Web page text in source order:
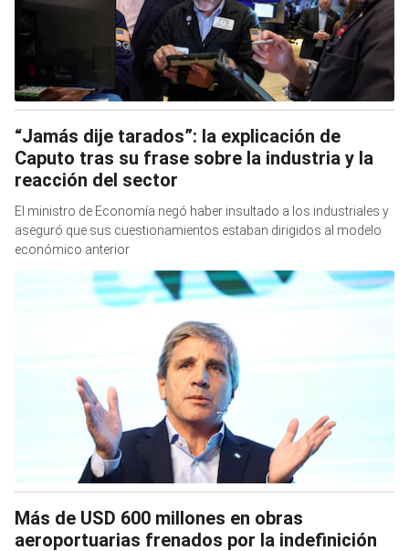
“Jamás dije tarados”: la explicación de
Caputo tras su frase sobre la industria y la
reacción del sector
El ministro de Economía negó haber insultado a los industriales y
aseguró que sus cuestionamientos estaban dirigidos al modelo
económico anterior
Más de USD 600 millones en obras
aeroportuarias frenados por la indefinición